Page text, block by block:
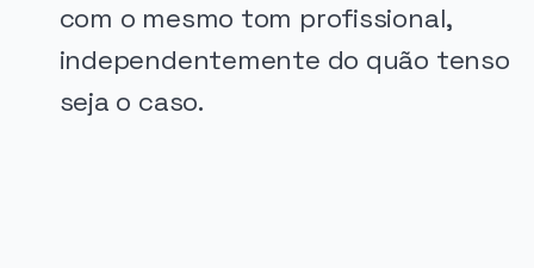
com o mesmo tom profissional,
independentemente do quão tenso
seja o caso.